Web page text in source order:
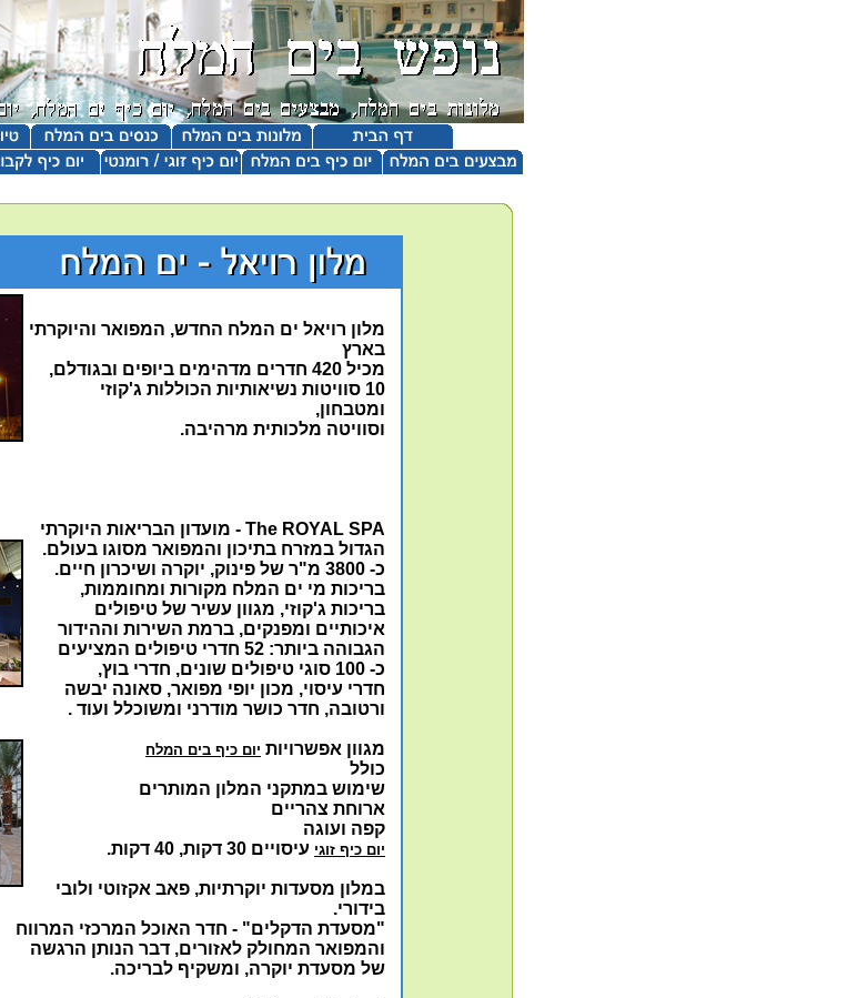
מלון רויאל ים המלח החדש, המפואר והיוקרתי
בארץ
מכיל 420 חדרים מדהימים ביופים ובגודלם,
10 סוויטות נשיאותיות הכוללות ג'קוזי
ומטבחון,
וסוויטה מלכותית מרהיבה.
The ROYAL SPA - מועדון הבריאות היוקרתי
הגדול במזרח בתיכון והמפואר מסוגו בעולם.
כ- 3800 מ"ר של פינוק, יוקרה ושיכרון חיים.
בריכות מי ים המלח מקורות ומחוממות,
בריכות ג'קוזי, מגוון עשיר של טיפולים
איכותיים ומפנקים, ברמת השירות וההידור
הגבוהה ביותר: 52 חדרי טיפולים המציעים
כ- 100 סוגי טיפולים שונים, חדרי בוץ,
חדרי עיסוי, מכון יופי מפואר, סאונה יבשה
ורטובה, חדר כושר מודרני ומשוכלל ועוד .
מגוון אפשרויות יום כיף בים המלח
כולל
שימוש במתקני המלון המותרים
ארוחת צהריים
קפה ועוגה
יום כיף זוגי עיסויים 30 דקות, 40 דקות.
במלון מסעדות יוקרתיות, פאב אקזוטי ולובי
בידורי.
"מסעדת הדקלים" - חדר האוכל המרכזי המרווח
והמפואר המחולק לאזורים, דבר הנותן הרגשה
של מסעדת יוקרה, ומשקיף לבריכה.